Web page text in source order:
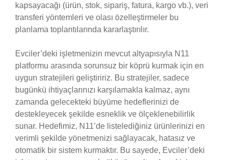
kapsayacağı (ürün, stok, sipariş, fatura, kargo vb.), veri
transferi yöntemleri ve olası özelleştirmeler bu
planlama toplantılarında kararlaştırılır.
Evciler’deki işletmenizin mevcut altyapısıyla N11
platformu arasında sorunsuz bir köprü kurmak için en
uygun stratejileri geliştiririz. Bu stratejiler, sadece
bugünkü ihtiyaçlarınızı karşılamakla kalmaz, aynı
zamanda gelecekteki büyüme hedeflerinizi de
destekleyecek şekilde esneklik ve ölçeklenebilirlik
sunar. Hedefimiz, N11’de listelediğiniz ürünlerinizi en
verimli şekilde yönetmenizi sağlayacak, hatasız ve
otomatik bir sistem kurmaktır. Bu sayede, Evciler’deki